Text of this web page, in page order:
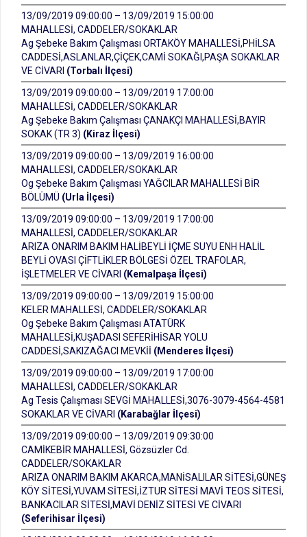
13/09/2019 09:00:00 – 13/09/2019 15:00:00
MAHALLESİ, CADDELER/SOKAKLAR
Ag Şebeke Bakım Çalışması ORTAKÖY MAHALLESİ,PHİLSA
CADDESİ,ASLANLAR,ÇİÇEK,CAMİ SOKAĞI,PAŞA SOKAKLAR
VE CİVARI (Torbalı İlçesi)
13/09/2019 09:00:00 – 13/09/2019 17:00:00
MAHALLESİ, CADDELER/SOKAKLAR
Ag Şebeke Bakım Çalışması ÇANAKÇI MAHALLESİ,BAYIR
SOKAK (TR 3) (Kiraz İlçesi)
13/09/2019 09:00:00 – 13/09/2019 16:00:00
MAHALLESİ, CADDELER/SOKAKLAR
Og Şebeke Bakım Çalışması YAĞCILAR MAHALLESİ BİR
BÖLÜMÜ (Urla İlçesi)
13/09/2019 09:00:00 – 13/09/2019 17:00:00
MAHALLESİ, CADDELER/SOKAKLAR
ARIZA ONARIM BAKIM HALİBEYLİ İÇME SUYU ENH HALİL
BEYLİ OVASI ÇİFTLİKLER BÖLGESİ ÖZEL TRAFOLAR,
İŞLETMELER VE CİVARI (Kemalpaşa İlçesi)
13/09/2019 09:00:00 – 13/09/2019 15:00:00
KELER MAHALLESİ, CADDELER/SOKAKLAR
Og Şebeke Bakım Çalışması ATATÜRK
MAHALLESİ,KUŞADASI SEFERİHİSAR YOLU
CADDESİ,SAKIZAĞACI MEVKİİ (Menderes İlçesi)
13/09/2019 09:00:00 – 13/09/2019 17:00:00
MAHALLESİ, CADDELER/SOKAKLAR
Ag Tesis Çalışması SEVGİ MAHALLESİ,3076-3079-4564-4581
SOKAKLAR VE CİVARI (Karabağlar İlçesi)
13/09/2019 09:00:00 – 13/09/2019 09:30:00
CAMİKEBİR MAHALLESİ, Gözsüzler Cd.
CADDELER/SOKAKLAR
ARIZA ONARIM BAKIM AKARCA,MANİSALILAR SİTESİ,GÜNEŞ
KÖY SİTESİ,YUVAM SİTESİ,İZTUR SİTESİ MAVİ TEOS SİTESİ,
BANKACILAR SİTESİ,MAVİ DENİZ SİTESİ VE CİVARI
(Seferihisar İlçesi)